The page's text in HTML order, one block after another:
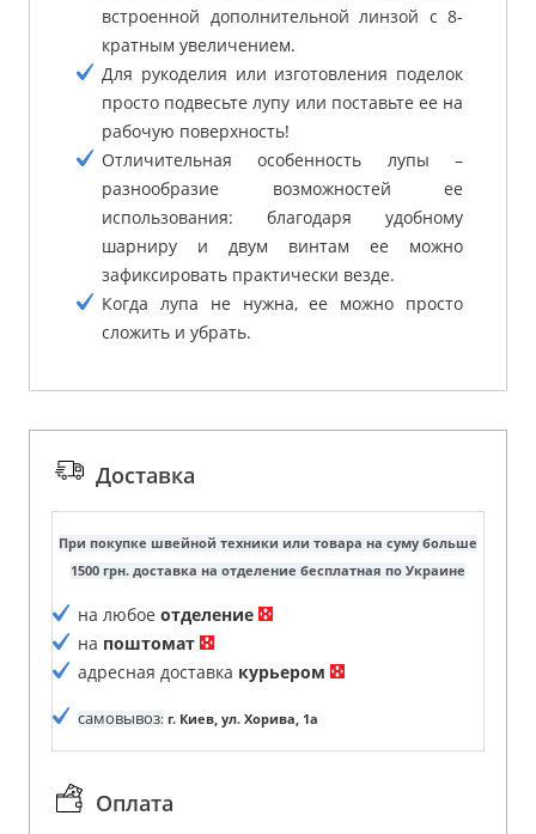
встроенной дополнительной линзой с 8-
кратным увеличением.
Для рукоделия или изготовления поделок
просто подвесьте лупу или поставьте ее на
рабочую поверхность!
Отличительная особенность лупы –
разнообразие возможностей ее
использования: благодаря удобному
шарниру и двум винтам ее можно
зафиксировать практически везде.
Когда лупа не нужна, ее можно просто
сложить и убрать.
Доставка
При покупке швейной техники или товара на суму больше
1500 грн. доставка на отделение бесплатная по Украине
на любое отделение
на поштомат
адресная доставка курьером
самовывоз: г. Киев, ул. Хорива, 1а
Оплата